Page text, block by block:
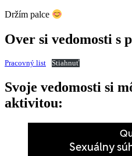
Držím palce
Over si vedomosti s
Pracovný list Stiahnuť
Svoje vedomosti si
aktivitou: